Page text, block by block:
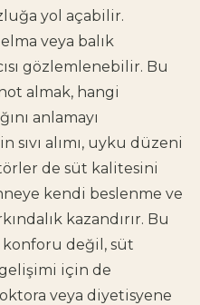
yol açabilir.
veya balık
gözlemlenebilir. Bu
almak, hangi
anlamayı
sıvı alımı, uyku düzeni
de süt kalitesini
kendi beslenme ve
kazandırır. Bu
konforu değil, süt
için de
veya diyetisyene